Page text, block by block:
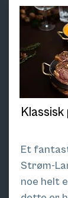
Et
Strøm-
noe helt